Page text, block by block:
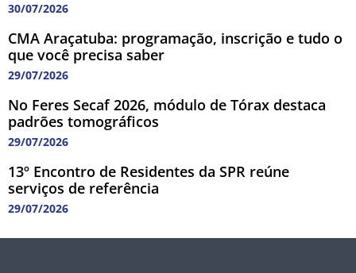
30/07/2026
CMA Araçatuba: programação, inscrição e tudo o
que você precisa saber
29/07/2026
No Feres Secaf 2026, módulo de Tórax destaca
padrões tomográficos
29/07/2026
13º Encontro de Residentes da SPR reúne
serviços de referência
29/07/2026